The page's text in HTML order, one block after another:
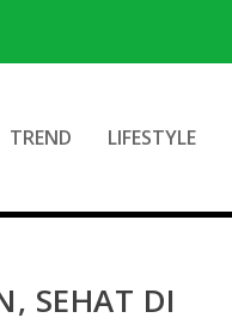
TREND LIFESTYLE
SEHAT DI